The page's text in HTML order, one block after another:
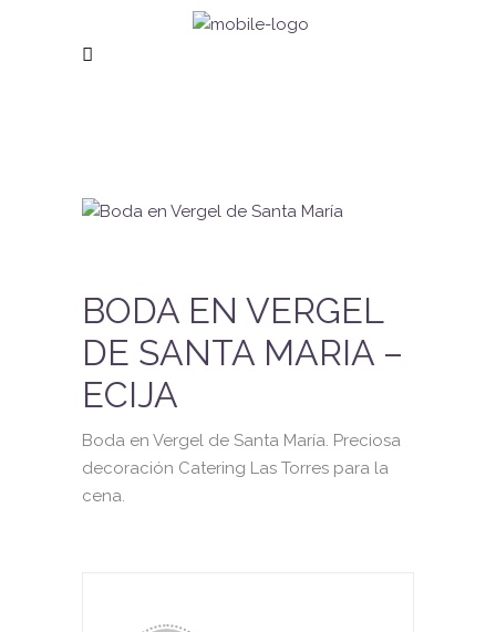
BODA EN VERGEL
DE SANTA MARIA –
ECIJA
Boda en Vergel de Santa María. Preciosa
decoración Catering Las Torres para la
cena.